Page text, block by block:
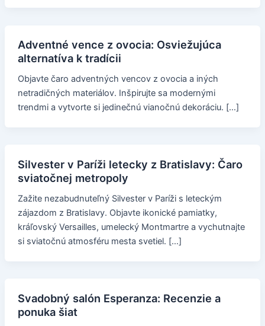
Adventné vence z ovocia: Osviežujúca
alternatíva k tradícii
Objavte čaro adventných vencov z ovocia a iných
netradičných materiálov. Inšpirujte sa modernými
trendmi a vytvorte si jedinečnú vianočnú dekoráciu. […]
Silvester v Paríži letecky z Bratislavy: Čaro
sviatočnej metropoly
Zažite nezabudnuteľný Silvester v Paríži s leteckým
zájazdom z Bratislavy. Objavte ikonické pamiatky,
kráľovský Versailles, umelecký Montmartre a vychutnajte
si sviatočnú atmosféru mesta svetiel. […]
Svadobný salón Esperanza: Recenzie a
ponuka šiat